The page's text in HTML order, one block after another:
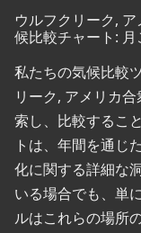
ウルフクリーク,
候比較チャート:
私たちの気候比較
リーク, アメリカ
索し、比較するこ
トは、年間を通じ
化に関する詳細な
いる場合でも、単
ルはこれらの場所